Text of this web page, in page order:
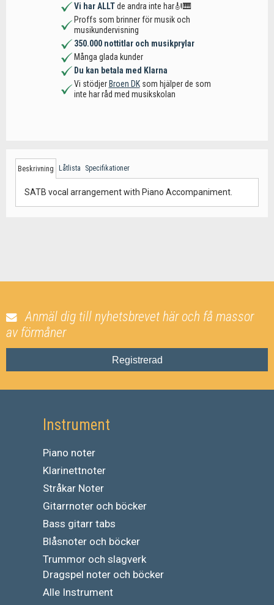
Vi har ALLTde andra inte har🎻🎹
Proffs som brinner för musik och
musikundervisning
350.000 nottitlar och musikprylar
Många glada kunder
Du kan betala med Klarna
Vi stödjer Broen DKsom hjälper de som
inte har råd med musikskolan
Beskrivning Låtlista Specifikationer
SATB vocal arrangement with Piano Accompaniment.
Anmäl dig till nyhetsbrevet här och få massor
av förmåner
Registrerad
Instrument
Piano noter
Klarinettnoter
Stråkar Noter
Gitarrnoter och böcker
Bass gitarr tabs
Blåsnoter och böcker
Trummor och slagverk
Dragspel noter och böcker
Alle Instrument